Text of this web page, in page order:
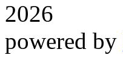
2026
powered by